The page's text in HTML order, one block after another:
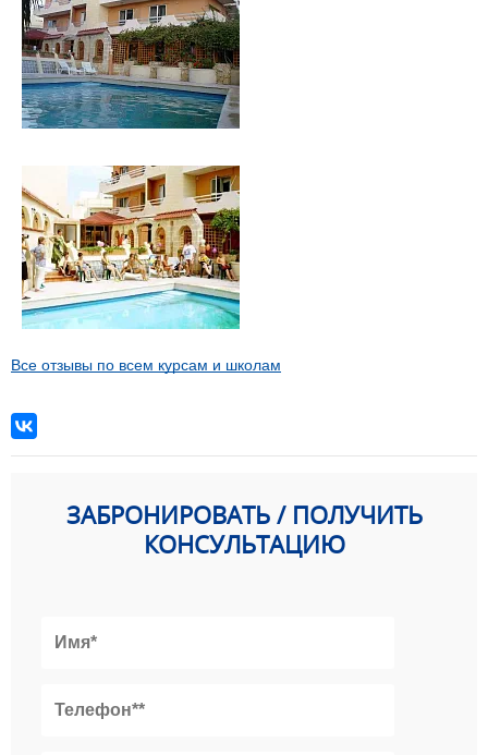
Все отзывы по всем курсам и школам
ЗАБРОНИРОВАТЬ / ПОЛУЧИТЬ
КОНСУЛЬТАЦИЮ